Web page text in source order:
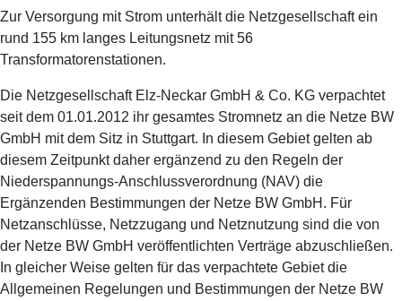
Zur Versorgung mit Strom unterhält die Netzgesellschaft ein
rund 155 km langes Leitungsnetz mit 56
Transformatorenstationen.
Die Netzgesellschaft Elz-Neckar GmbH & Co. KG verpachtet
seit dem 01.01.2012 ihr gesamtes Stromnetz an die Netze BW
GmbH mit dem Sitz in Stuttgart. In diesem Gebiet gelten ab
diesem Zeitpunkt daher ergänzend zu den Regeln der
Niederspannungs-Anschlussverordnung (NAV) die
Ergänzenden Bestimmungen der Netze BW GmbH. Für
Netzanschlüsse, Netzzugang und Netznutzung sind die von
der Netze BW GmbH veröffentlichten Verträge abzuschließen.
In gleicher Weise gelten für das verpachtete Gebiet die
Allgemeinen Regelungen und Bestimmungen der Netze BW